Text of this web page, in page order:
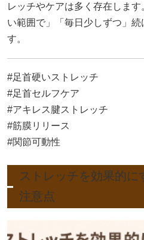
レッチやケアは多く存在しま
い範囲で」「毎日少しずつ」続
す。
#足首硬いストレッチ
#足首セルフケア
#アキレス腱ストレッチ
#筋膜リリース
#関節可動性
ストレッチを効果的に
注意点